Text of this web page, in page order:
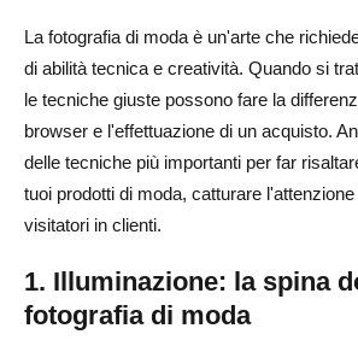
La fotografia di moda è un'arte che
di abilità tecnica e creatività. Quando si
le tecniche giuste possono fare la
browser e l'effettuazione di un acquisto.
delle tecniche più importanti per far
tuoi prodotti di moda, catturare
visitatori in clienti.
1. Illuminazione: la spina
fotografia di moda